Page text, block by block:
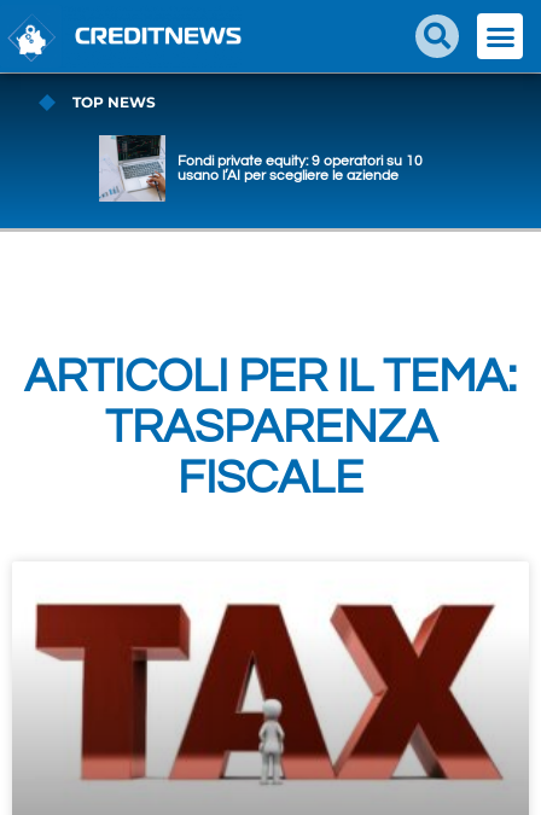
TOP NEWS
Fondi private equity: 9 operatori su 10
usano l’AI per scegliere le aziende
ARTICOLI PER IL TEMA:
TRASPARENZA
FISCALE